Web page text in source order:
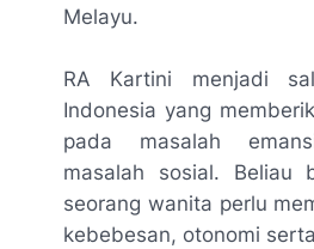
Melayu.
RA Kartini menjadi
Indonesia yang
pada masalah
masalah sosial. Beliau
seorang wanita perlu
kebebesan, otonomi